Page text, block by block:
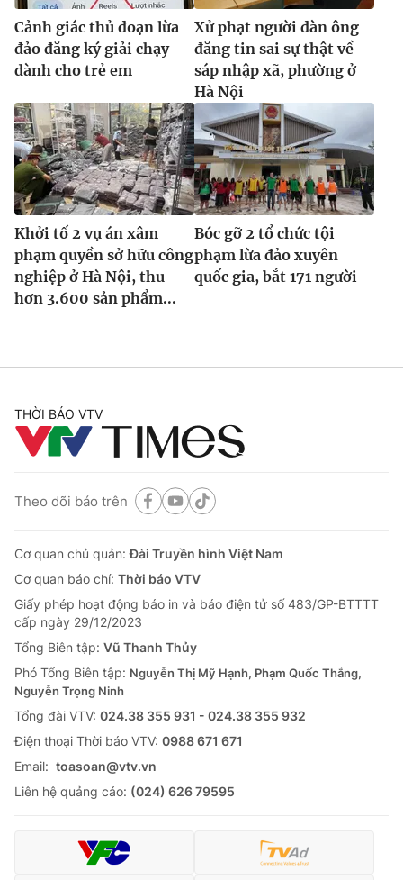
Cảnh giác thủ đoạn lừa
đảo đăng ký giải chạy
dành cho trẻ em
Xử phạt người đàn ông
đăng tin sai sự thật về
sáp nhập xã, phường ở
Hà Nội
Khởi tố 2 vụ án xâm
phạm quyền sở hữu công
nghiệp ở Hà Nội, thu
hơn 3.600 sản phẩm...
Bóc gỡ 2 tổ chức tội
phạm lừa đảo xuyên
quốc gia, bắt 171 người
THỜI BÁO VTV
Theo dõi báo trên
Cơ quan chủ quản:Đài Truyền hình Việt Nam
Cơ quan báo chí: Thời báo VTV
Giấy phép hoạt động báo in và báo điện tử số 483/GP-BTTTT
cấp ngày 29/12/2023
Tổng Biên tập: Vũ Thanh Thủy
Phó Tổng Biên tập: Nguyễn Thị Mỹ Hạnh, Phạm Quốc Thắng,
Nguyễn Trọng Ninh
Tổng đài VTV: 024.38 355 931 - 024.38 355 932
Ðiện thoại Thời báo VTV: 0988 671 671
Email: toasoan@vtv.vn
Liên hệ quảng cáo: (024) 626 79595